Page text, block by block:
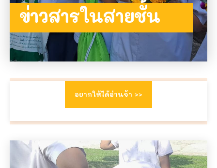
ข่าวสารในสายชั้น
อยากให้ได้อ่านจ้า >>
การเปลี่ยนแปลงของครูแชมป์